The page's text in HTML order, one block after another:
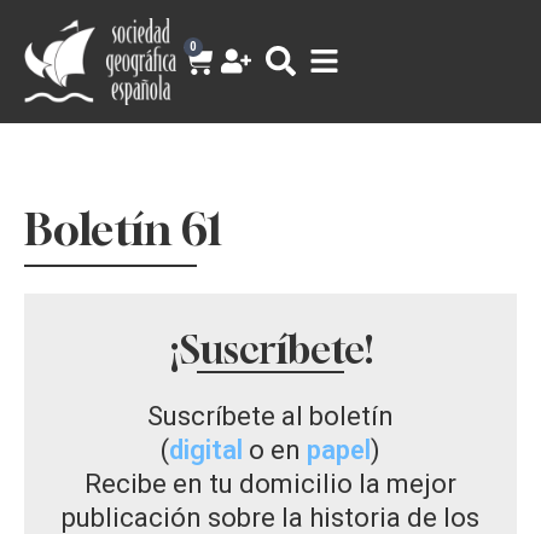
0
Boletín 61
¡Suscríbete!
Suscríbete al boletín
(digital o en papel )
Recibe en tu domicilio la mejor
publicación sobre la historia de los